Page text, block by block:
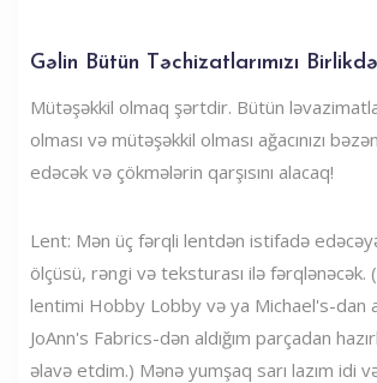
Gəlin Bütün Təchizatlarımızı
Mütəşəkkil olmaq şərtdir. Bütün
olması və mütəşəkkil olması ağacınızı
edəcək və çökmələrin qarşısını alacaq!
Lent: Mən üç fərqli lentdən istifadə
ölçüsü, rəngi və teksturası ilə fərqlənəcək.
lentimi Hobby Lobby və ya Michael's-dan
JoAnn's Fabrics-dən aldığım parçadan
əlavə etdim.) Mənə yumşaq sarı lazım idi